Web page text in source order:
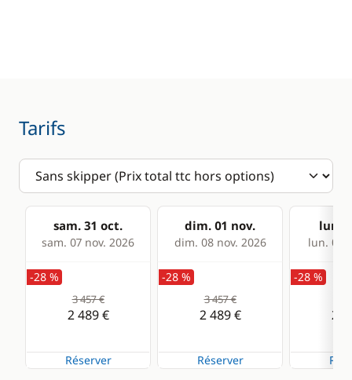
Tarifs
sam. 31 oct.
sam. 07 nov. 2026
dim. 01 nov.
dim. 08 nov. 2026
lun.
lun. 09
-28 %
3 457 €
2 489 €
Réserver
-28 %
3 457 €
2 489 €
Réserver
-28 %
2